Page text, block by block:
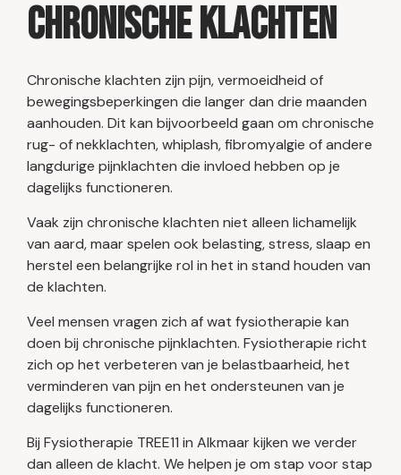
Chronische klachten
Chronische klachten zijn pijn, vermoeidheid of
bewegingsbeperkingen die langer dan drie maanden
aanhouden. Dit kan bijvoorbeeld gaan om chronische
rug- of nekklachten, whiplash, fibromyalgie of andere
langdurige pijnklachten die invloed hebben op je
dagelijks functioneren.
Vaak zijn chronische klachten niet alleen lichamelijk
van aard, maar spelen ook belasting, stress, slaap en
herstel een belangrijke rol in het in stand houden van
de klachten.
Veel mensen vragen zich af wat fysiotherapie kan
doen bij chronische pijnklachten. Fysiotherapie richt
zich op het verbeteren van je belastbaarheid, het
verminderen van pijn en het ondersteunen van je
dagelijks functioneren.
Bij Fysiotherapie TREE11 in Alkmaar kijken we verder
dan alleen de klacht. We helpen je om stap voor stap